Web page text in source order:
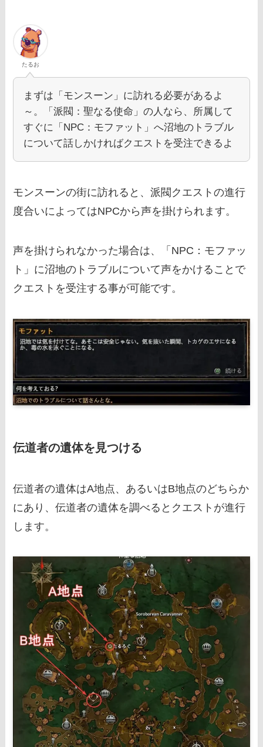
たるお
まずは「モンスーン」に訪れる必要があるよ
～。「派閥：聖なる使命」の人なら、所属して
すぐに「NPC：モファット」へ沼地のトラブル
について話しかければクエストを受注できるよ
モンスーンの街に訪れると、派閥クエストの進行
度合いによってはNPCから声を掛けられます。
声を掛けられなかった場合は、「NPC：モファッ
ト」に沼地のトラブルについて声をかけることで
クエストを受注する事が可能です。
伝道者の遺体を見つける
伝道者の遺体はA地点、あるいはB地点のどちらか
にあり、伝道者の遺体を調べるとクエストが進行
します。